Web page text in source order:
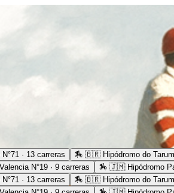
· 13 carreras 🏇 🇧🇷 Hipódromo do
N°19 · 9 carreras 🏇 🇯🇲 Hipódromo
· 13 carreras 🏇 🇧🇷 Hipódromo do